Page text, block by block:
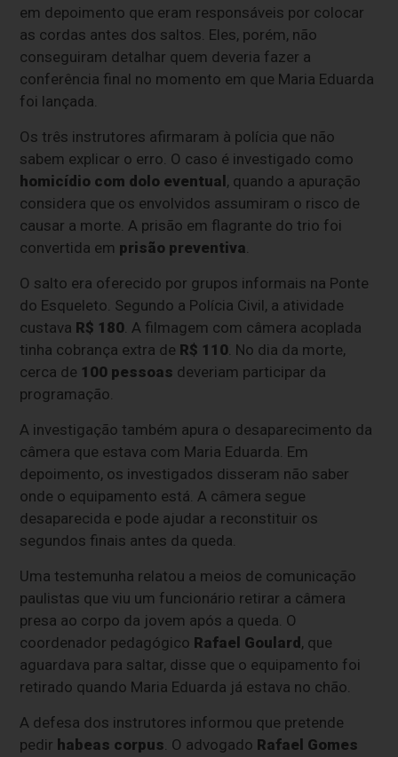
em depoimento que eram responsáveis por colocar
as cordas antes dos saltos. Eles, porém, não
conseguiram detalhar quem deveria fazer a
conferência final no momento em que Maria Eduarda
foi lançada.
Os três instrutores afirmaram à polícia que não
sabem explicar o erro. O caso é investigado como
homicídio com dolo eventual, quando a apuração
considera que os envolvidos assumiram o risco de
causar a morte. A prisão em flagrante do trio foi
convertida em prisão preventiva
O salto era oferecido por grupos informais na Ponte
do Esqueleto. Segundo a Polícia Civil, a atividade
custava R$ 180 . A filmagem com câmera acoplada
tinha cobrança extra de R$ 110 . No dia da morte,
cerca de 100 pessoas deveriam participar da
programação.
A investigação também apura o desaparecimento da
câmera que estava com Maria Eduarda. Em
depoimento, os investigados disseram não saber
onde o equipamento está. A câmera segue
desaparecida e pode ajudar a reconstituir os
segundos finais antes da queda.
Uma testemunha relatou a meios de comunicação
paulistas que viu um funcionário retirar a câmera
presa ao corpo da jovem após a queda. O
coordenador pedagógico Rafael Goulard, que
aguardava para saltar, disse que o equipamento foi
retirado quando Maria Eduarda já estava no chão.
A defesa dos instrutores informou que pretende
pedir habeas corpus . O advogado Rafael Gomes